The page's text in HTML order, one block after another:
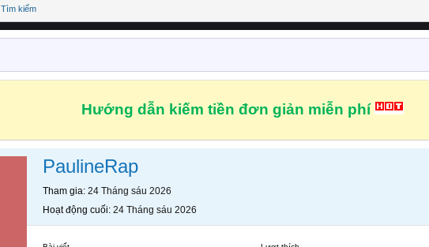
Tìm kiếm
Hướng dẫn kiếm tiền đơn giản miễn phí
PaulineRap
Tham gia 24 Tháng sáu 2026
Hoạt động cuối 24 Tháng sáu 2026